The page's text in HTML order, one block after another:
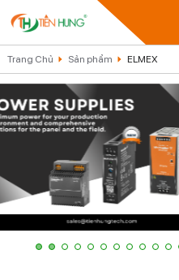
Trang Chủ Sản phẩm ELMEX